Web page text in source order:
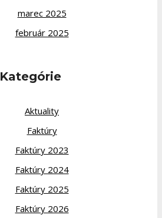
marec 2025
február 2025
Kategórie
Aktuality
Faktúry
Faktúry 2023
Faktúry 2024
Faktúry 2025
Faktúry 2026